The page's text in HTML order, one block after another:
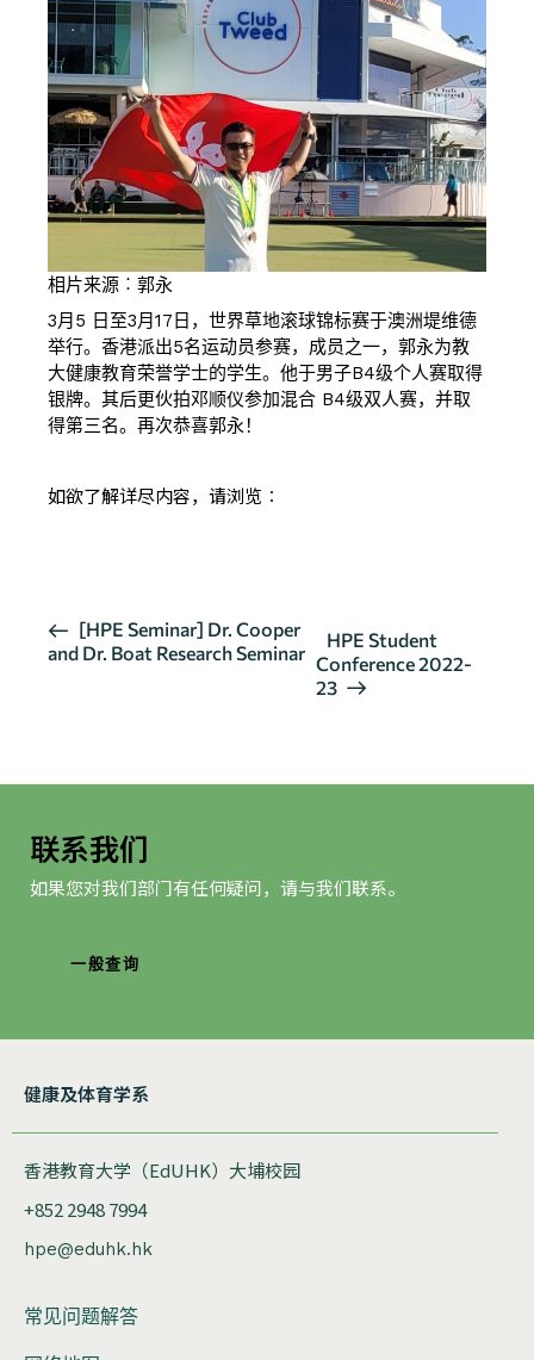
相片来源︰郭永
3月5 日至3月17日，世界草地滚球锦标赛于澳洲堤维德
举行。香港派出5名运动员参赛，成员之一，郭永为教
大健康教育荣誉学士的学生。他于男子B4级个人赛取得
银牌。其后更伙拍邓顺仪参加混合 B4级双人赛，并取
得第三名。再次恭喜郭永！
如欲了解详尽内容，请浏览︰
活
动
[HPE Seminar] Dr. Cooper
and Dr. Boat Research Seminar
HPE Student
Conference 2022-
23
联系我们
如果您对我们部门有任何疑问，请与我们联系。
一般查询
健康及体育学系
香港教育大学（EdUHK）大埔校园
+852 2948 7994
hpe@eduhk.hk
常见问题解答